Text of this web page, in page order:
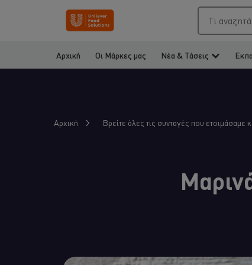
Τι
Αρχική Οι Μάρκες μας Νέα & Τάσεις
Αρχική Βρείτε όλες τις συνταγές που ετοιμάσαμε